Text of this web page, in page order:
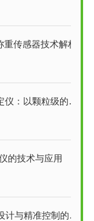
传感器技术解析
的洞察，重塑谷物品质
的技术与应用
精准控制的融合